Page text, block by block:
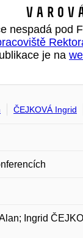
nespadá pod
je na
ČEJKOVÁ Ingrid
Ingrid